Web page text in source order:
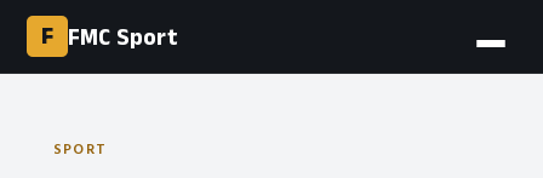
F FMC Sport
SPORT